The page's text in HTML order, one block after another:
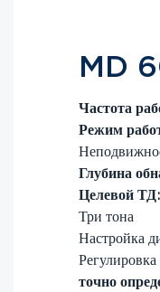
MD
Частота
Режим
Глубина
Целевой ТД:
Три тона
Настройка
Регулировка
точно